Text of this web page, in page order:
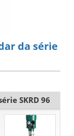
da série
SKRD 96